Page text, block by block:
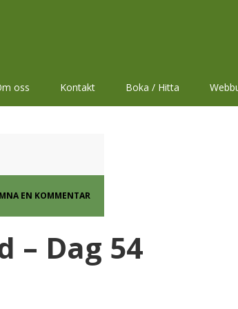
oss Kontakt Boka / Hitta
EN KOMMENTAR
– Dag 54